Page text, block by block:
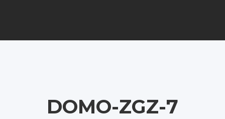
DOMO-ZGZ-7